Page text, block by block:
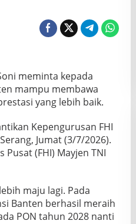
meminta kepada
mampu membawa
yang lebih baik.
Kepengurusan FHI
Jumat (3/7/2026).
(FHI) Mayjen TNI
maju lagi. Pada
Banten berhasil meraih
PON tahun 2028 nanti